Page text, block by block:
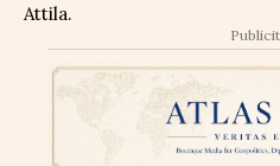
Attila.